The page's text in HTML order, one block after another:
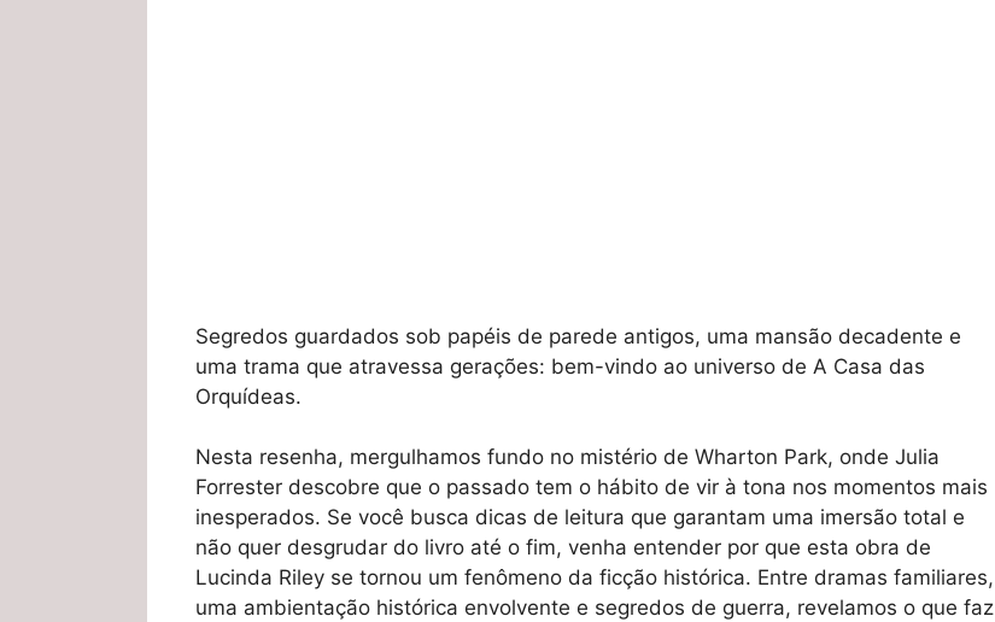
Segredos guardados sob papéis de parede antigos, uma mansão decadente e
uma trama que atravessa gerações: bem-vindo ao universo de A Casa das
Orquídeas.
Nesta resenha, mergulhamos fundo no mistério de Wharton Park, onde Julia
Forrester descobre que o passado tem o hábito de vir à tona nos momentos mais
inesperados. Se você busca dicas de leitura que garantam uma imersão total e
não quer desgrudar do livro até o fim, venha entender por que esta obra de
Lucinda Riley se tornou um fenômeno da ficção histórica. Entre dramas familiares,
uma ambientação histórica envolvente e segredos de guerra, revelamos o que faz